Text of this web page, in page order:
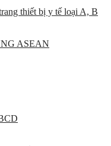
thiết bị y tế loại A, B
ASEAN